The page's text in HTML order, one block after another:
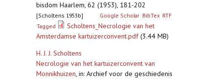
bisdom Haarlem, 62 (1953), 181-202
[Scholtens 1953b] Google Scholar BibTex RTF
Tagged
Scholtens_Necrologie van het
Amsterdamse kartuizerconvent.pdf(3.44 MB)
H. J. J. Scholtens
Necrologie van het kartuizerconvent van
Monnikhuizen, in: Archief voor de geschiedenis